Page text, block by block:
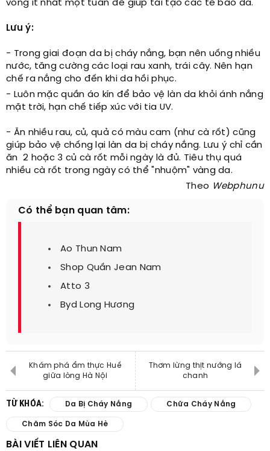
vòng ít nhất một tuần để giúp tái tạo các tế bào da.
Lưu ý:
- Trong giai đoạn da bị cháy nắng, bạn nên uống nhiều
nước, tăng cường các loại rau xanh, trái cây. Nên hạn
chế ra nắng cho đến khi da hồi phục.
- Luôn mặc quần áo kín để bảo vệ làn da khỏi ánh nắng
mặt trời, hạn chế tiếp xúc với tia UV.
- Ăn nhiều rau, củ, quả có màu cam (như cà rốt) cũng
giúp bảo vệ chống lại làn da bị cháy nắng. Lưu ý chỉ cần
ăn 2 hoặc 3 củ cà rốt mỗi ngày là đủ. Tiêu thụ quá
nhiều cà rốt trong ngày có thể "nhuộm" vàng da.
Theo Webphunu
Có thể bạn quan tâm:
Ao Thun Nam
Shop Quần Jean Nam
Atto 3
Byd Long Hương
Khám phá ẩm thực Huế
giữa lòng Hà Nội
Thơm lừng thịt nướng lá
chanh
TỪ KHÓA: Da Bị Cháy Nắng Chữa Cháy Nắng
Chăm Sóc Da Mùa Hè
BÀI VIẾT LIÊN QUAN